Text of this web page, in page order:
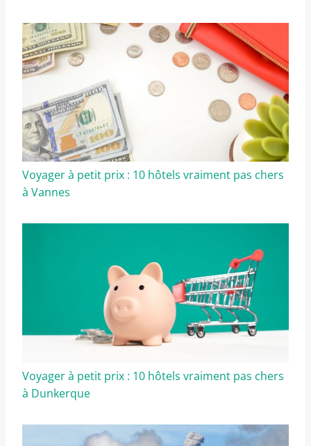
Voyager à petit prix : 10 hôtels vraiment pas chers
à Vannes
Voyager à petit prix : 10 hôtels vraiment pas chers
à Dunkerque